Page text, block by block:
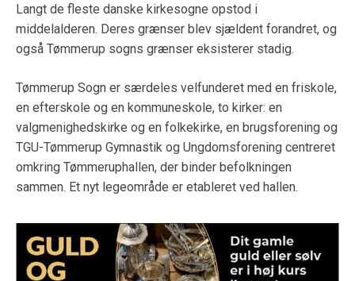
Langt de fleste danske kirkesogne opstod i
middelalderen. Deres grænser blev sjældent forandret, og
også Tømmerup sogns grænser eksisterer stadig.
Tømmerup Sogn er særdeles velfunderet med en friskole,
en efterskole og en kommuneskole, to kirker: en
valgmenighedskirke og en folkekirke, en brugsforening og
TGU-Tømmerup Gymnastik og Ungdomsforening centreret
omkring Tømmeruphallen, der binder befolkningen
sammen. Et nyt legeområde er etableret ved hallen.